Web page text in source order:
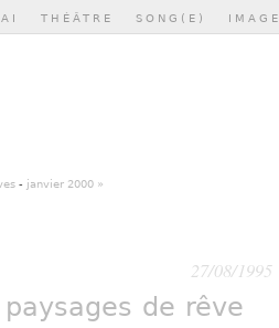
THÉÂTRE SONG(E) IMAGE
- janvier 2000 »
27/08/1995
de rêve